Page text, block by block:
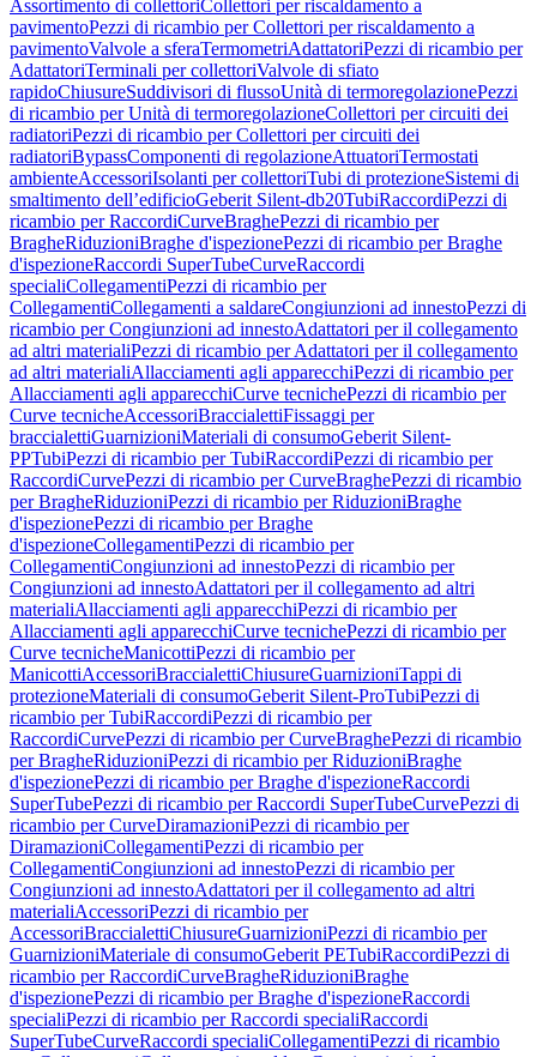
Assortimento di collettoriCollettori per riscaldamento a
pavimentoPezzi di ricambio per Collettori per riscaldamento a
pavimentoValvole a sferaTermometriAdattatoriPezzi di ricambio per
AdattatoriTerminali per collettoriValvole di sfiato
rapidoChiusureSuddivisori di flussoUnità di termoregolazionePezzi
di ricambio per Unità di termoregolazioneCollettori per circuiti dei
radiatoriPezzi di ricambio per Collettori per circuiti dei
radiatoriBypassComponenti di regolazioneAttuatoriTermostati
ambienteAccessoriIsolanti per collettoriTubi di protezioneSistemi di
smaltimento dell’edificioGeberit Silent-db20TubiRaccordiPezzi di
ricambio per RaccordiCurveBraghePezzi di ricambio per
BragheRiduzioniBraghe d'ispezionePezzi di ricambio per Braghe
d'ispezioneRaccordi SuperTubeCurveRaccordi
specialiCollegamentiPezzi di ricambio per
CollegamentiCollegamenti a saldareCongiunzioni ad innestoPezzi di
ricambio per Congiunzioni ad innestoAdattatori per il collegamento
ad altri materialiPezzi di ricambio per Adattatori per il collegamento
ad altri materialiAllacciamenti agli apparecchiPezzi di ricambio per
Allacciamenti agli apparecchiCurve tecnichePezzi di ricambio per
Curve tecnicheAccessoriBraccialettiFissaggi per
braccialettiGuarnizioniMateriali di consumoGeberit Silent-
PPTubiPezzi di ricambio per TubiRaccordiPezzi di ricambio per
RaccordiCurvePezzi di ricambio per CurveBraghePezzi di ricambio
per BragheRiduzioniPezzi di ricambio per RiduzioniBraghe
d'ispezionePezzi di ricambio per Braghe
d'ispezioneCollegamentiPezzi di ricambio per
CollegamentiCongiunzioni ad innestoPezzi di ricambio per
Congiunzioni ad innestoAdattatori per il collegamento ad altri
materialiAllacciamenti agli apparecchiPezzi di ricambio per
Allacciamenti agli apparecchiCurve tecnichePezzi di ricambio per
Curve tecnicheManicottiPezzi di ricambio per
ManicottiAccessoriBraccialettiChiusureGuarnizioniTappi di
protezioneMateriali di consumoGeberit Silent-ProTubiPezzi di
ricambio per TubiRaccordiPezzi di ricambio per
RaccordiCurvePezzi di ricambio per CurveBraghePezzi di ricambio
per BragheRiduzioniPezzi di ricambio per RiduzioniBraghe
d'ispezionePezzi di ricambio per Braghe d'ispezioneRaccordi
SuperTubePezzi di ricambio per Raccordi SuperTubeCurvePezzi di
ricambio per CurveDiramazioniPezzi di ricambio per
DiramazioniCollegamentiPezzi di ricambio per
CollegamentiCongiunzioni ad innestoPezzi di ricambio per
Congiunzioni ad innestoAdattatori per il collegamento ad altri
materialiAccessoriPezzi di ricambio per
AccessoriBraccialettiChiusureGuarnizioniPezzi di ricambio per
GuarnizioniMateriale di consumoGeberit PETubiRaccordiPezzi di
ricambio per RaccordiCurveBragheRiduzioniBraghe
d'ispezionePezzi di ricambio per Braghe d'ispezioneRaccordi
specialiPezzi di ricambio per Raccordi specialiRaccordi
SuperTubeCurveRaccordi specialiCollegamentiPezzi di ricambio